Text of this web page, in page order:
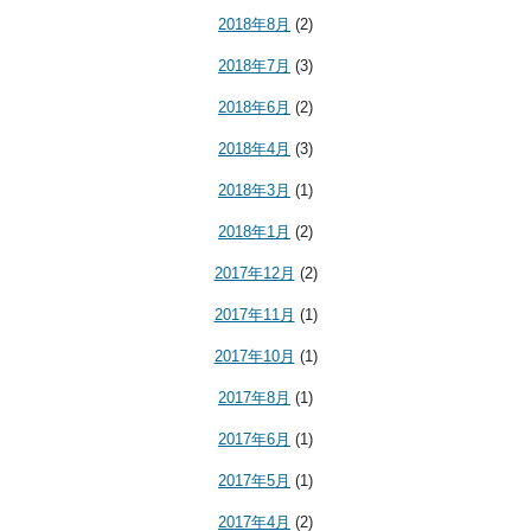
2018年8月 (2)
2018年7月 (3)
2018年6月 (2)
2018年4月 (3)
2018年3月 (1)
2018年1月 (2)
2017年12月 (2)
2017年11月 (1)
2017年10月 (1)
2017年8月 (1)
2017年6月 (1)
2017年5月 (1)
2017年4月 (2)